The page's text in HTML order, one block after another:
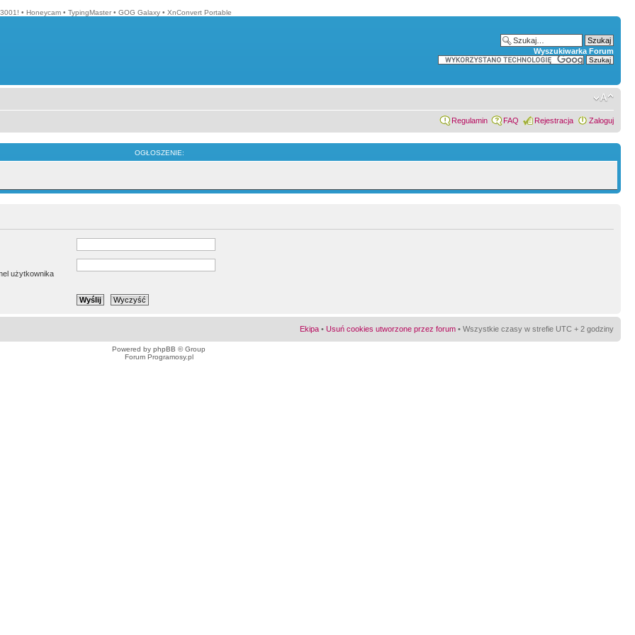
• Honeycam • TypingMaster • GOG Galaxy • XnConvert Portable
Wyszukiwarka Forum
Regulamin FAQ Rejestracja Zaloguj
OGŁOSZENIE:
użytkownika
Ekipa • Usuń cookies utworzone przez forum • Wszystkie czasy w strefie UTC + 2 godziny
Powered by phpBB © Group
Forum Programosy.pl